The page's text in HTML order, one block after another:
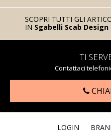
SCOPRI TUTTI GLI
IN Sgabelli Scab Design
TI
Contattaci
LOGIN